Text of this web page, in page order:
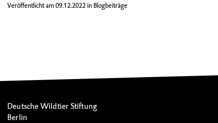
Veröffentlicht am09.12.2022in Blogbeiträge
Deutsche Wildtier Stiftung
Berlin